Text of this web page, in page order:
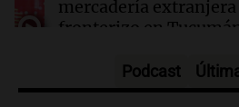
mercadería
fronterizo en
Audio.El futuro de la
Podcast